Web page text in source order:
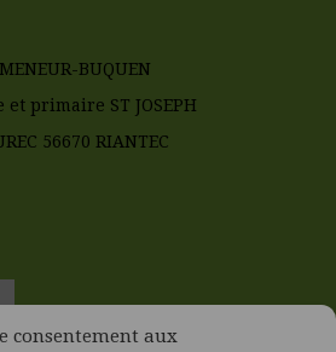
consentement aux
BUQUEN
primaire ST JOSEPH
56670 RIANTEC